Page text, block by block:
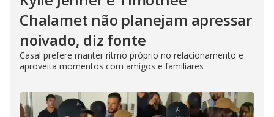
Chalamet não planejam apressar
noivado, diz fonte
Casal prefere manter ritmo próprio no relacionamento e
aproveita momentos com amigos e familiares